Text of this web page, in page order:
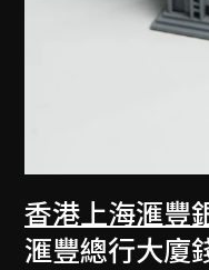
香港上海滙豐
滙豐總行大廈